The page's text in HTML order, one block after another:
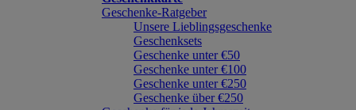
Geschenke-Ratgeber
Unsere Lieblingsgeschenke
Geschenksets
Geschenke unter €50
Geschenke unter €100
Geschenke unter €250
Geschenke über €250